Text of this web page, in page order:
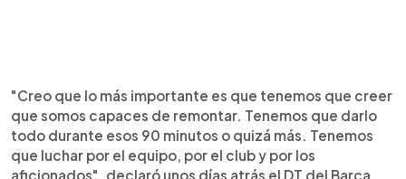
"Creo que lo más importante es que tenemos que creer
que somos capaces de remontar. Tenemos que darlo
todo durante esos 90 minutos o quizá más. Tenemos
que luchar por el equipo, por el club y por los
aficionados", declaró unos días atrás el DT del Barça